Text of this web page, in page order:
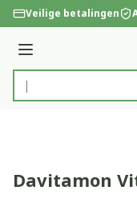
Ga naar de inhoud
Veilige betalingen
Menu
Product, merk,
Davitamon